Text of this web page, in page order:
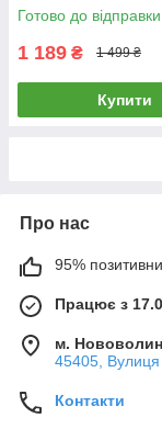
Готово до відправки
1 189 ₴ 1 499 ₴
Купити
Про нас
95%
Працює з
м.
45405, Вулиця
Контакти